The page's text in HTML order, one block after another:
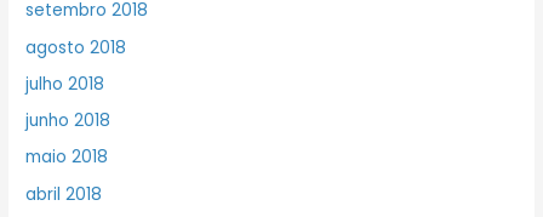
setembro 2018
agosto 2018
julho 2018
junho 2018
maio 2018
abril 2018